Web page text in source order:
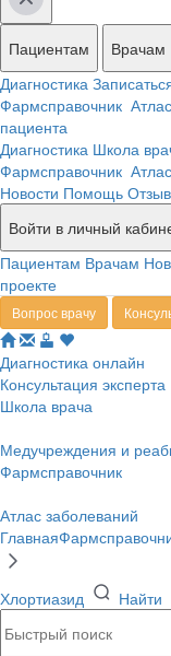
Пациентам
Врачам
Диагностика
Фармсправочник
пациента
Диагностика Школа
Фармсправочник
Новости Помощь
Войти в личный
Пациентам Врачам
проекте
Вопрос врачу
Диагностика онлайн
Консультация эксперта
Школа врача
Медучреждения и
Фармсправочник
Атлас заболеваний
Главная
Хлортиазид Найти